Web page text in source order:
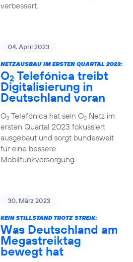
verbessert.
04. April 2023
NETZAUSBAU IM ERSTEN QUARTAL 2023:
O2 Telefónica treibt
Digitalisierung in
Deutschland voran
O2Telefónica hat sein O2Netz im
ersten Quartal 2023 fokussiert
ausgebaut und sorgt bundesweit
für eine bessere
Mobilfunkversorgung.
30. März 2023
KEIN STILLSTAND TROTZ STREIK:
Was Deutschland am
Megastreiktag
bewegt hat